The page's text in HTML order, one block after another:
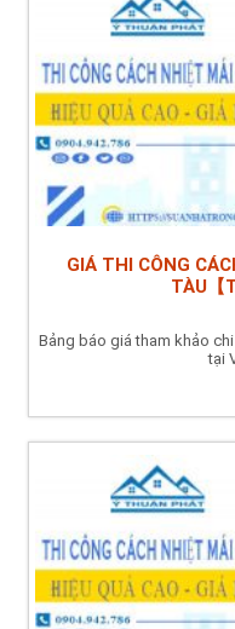
GIÁ THI CÔNG
TÀU【
Bảng báo giá tham khảo
tại